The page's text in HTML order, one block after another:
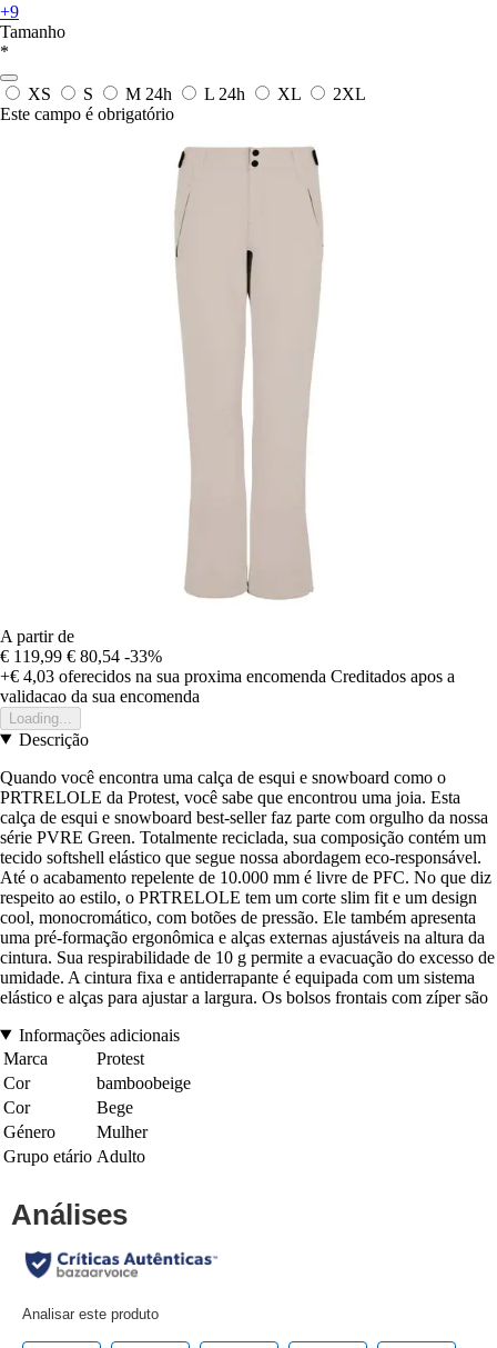
+9
Tamanho
*
XS S M 24h L 24h XL
2XL
Este campo é obrigatório
A partir de
€ 119,99 € 80,54 -33%
+€ 4,03 oferecidos na sua proxima encomenda Creditados apos a
validacao da sua encomenda
Loading...
Descrição
Quando você encontra uma calça de esqui e snowboard como o
PRTRELOLE da Protest, você sabe que encontrou uma joia. Esta
calça de esqui e snowboard best-seller faz parte com orgulho da nossa
série PVRE Green. Totalmente reciclada, sua composição contém um
tecido softshell elástico que segue nossa abordagem eco-responsável.
Até o acabamento repelente de 10.000 mm é livre de PFC. No que diz
respeito ao estilo, o PRTRELOLE tem um corte slim fit e um design
cool, monocromático, com botões de pressão. Ele também apresenta
uma pré-formação ergonômica e alças externas ajustáveis na altura da
cintura. Sua respirabilidade de 10 g permite a evacuação do excesso de
umidade. A cintura fixa e antiderrapante é equipada com um sistema
elástico e alças para ajustar a largura. Os bolsos frontais com zíper são
Informações adicionais
Marca
Protest
Cor
bamboobeige
Cor
Bege
Género
Mulher
Grupo etário Adulto